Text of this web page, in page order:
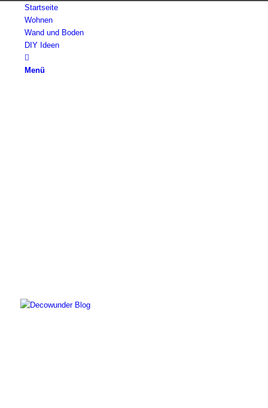
Startseite
Wohnen
Wand und Boden
DIY Ideen
Menü